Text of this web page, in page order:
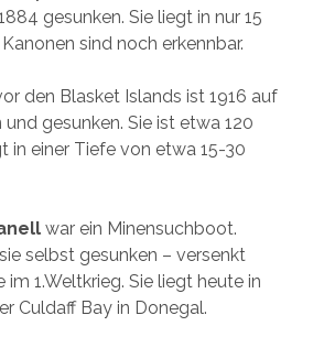
gesunken. Sie liegt in nur 15
sind noch erkennbar.
den Blasket Islands ist 1916 auf
gesunken. Sie ist etwa 120
in einer Tiefe von etwa 15-30
war ein Minensuchboot.
selbst gesunken – versenkt
im 1.Weltkrieg. Sie liegt heute in
Culdaff Bay in Donegal.